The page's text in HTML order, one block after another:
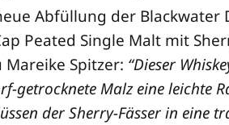
Abfül­lung der Black­wa­ter
Pea­ted Sin­gle Malt mit
Marei­ke Spit­zer: “Die­ser
getrock­ne­te Malz eine leich­te
der Sher­ry-Fäs­ser in eine